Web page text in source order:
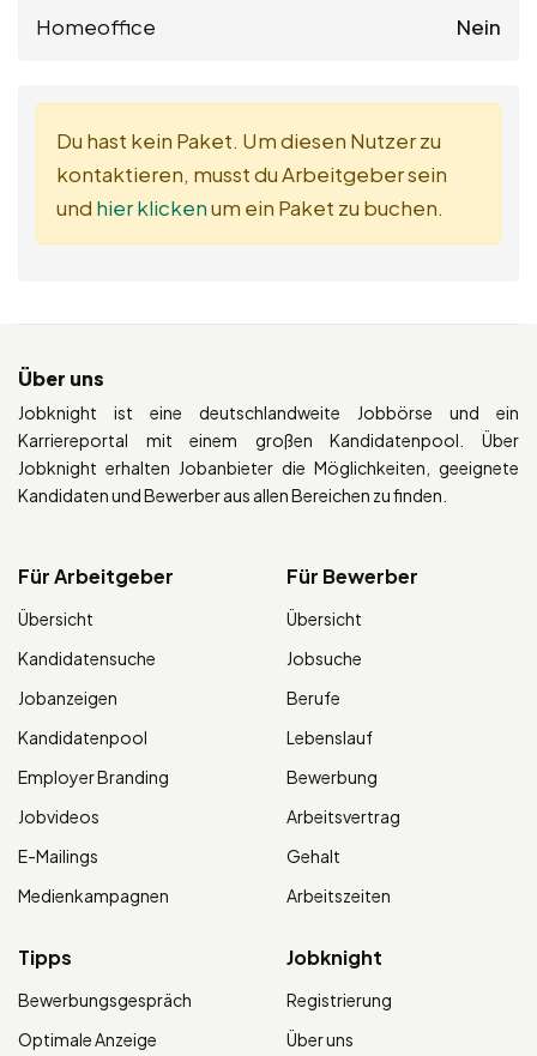
Homeoffice Nein
Du hast kein Paket. Um diesen Nutzer zu
kontaktieren, musst du Arbeitgeber sein
und hier klickenum ein Paket zu buchen.
Über uns
Jobknight ist eine deutschlandweite Jobbörse und ein
Karriereportal mit einem großen Kandidatenpool. Über
Jobknight erhalten Jobanbieter die Möglichkeiten, geeignete
Kandidaten und Bewerber aus allen Bereichen zu finden.
Für Arbeitgeber
Übersicht
Kandidatensuche
Jobanzeigen
Kandidatenpool
Employer Branding
Jobvideos
E-Mailings
Medienkampagnen
Für Bewerber
Übersicht
Jobsuche
Berufe
Lebenslauf
Bewerbung
Arbeitsvertrag
Gehalt
Arbeitszeiten
Tipps
Bewerbungsgespräch
Optimale Anzeige
Jobknight
Registrierung
Über uns